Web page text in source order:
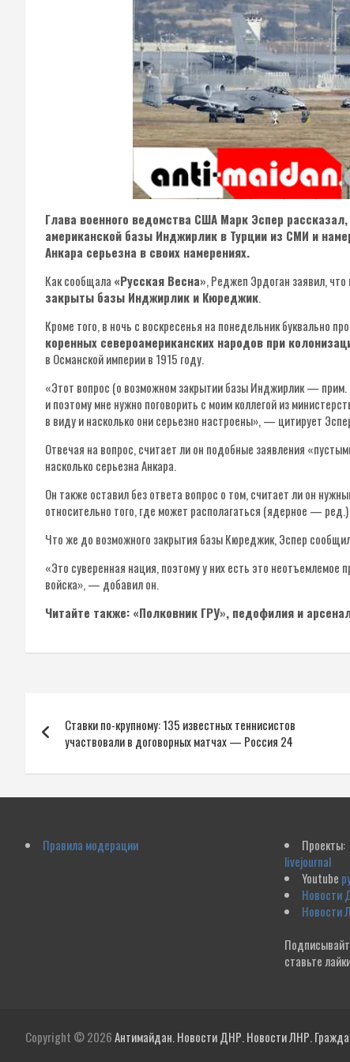
Глава военного ведомства США Марк Эспер
американской базы Инджирлик в Турции из СМИ и
Анкара серьезна в своих намерениях.
Как сообщала «Русская Весна», Реджеп Эрдоган заявил,
закрыты базы Инджирлик и Кюреджик.
Кроме того, в ночь с воскресенья на понедельник буквально
коренных североамериканских народов при
в Османской империи в 1915 году.
«Этот вопрос (о возможном закрытии базы Инджирлик — прим.
и поэтому мне нужно поговорить с моим коллегой из
в виду и насколько они серьезно настроены», — цитирует
Отвечая на вопрос, считает ли он подобные заявления
насколько серьезна Анкара.
Он также оставил без ответа вопрос о том, считает ли он
относительно того, где может располагаться (ядерное —
Что же до возможного закрытия базы Кюреджик, Эспер
«Это суверенная нация, поэтому у них есть это
войска», — добавил он.
Читайте также: «Полковник ГРУ», педофилия и
по
записям
Ставки по-крупному: 135 известных теннисистов
участвовали в договорных матчах — Россия 24
Правила модерации
Проекты:
livejournal
Youtube
Новости
Новости
ставьте
Copyright © 2026Антимайдан. Новости ДНР. Новости ЛНР.